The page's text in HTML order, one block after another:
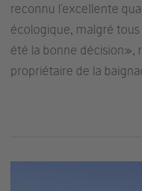
reconnu l´excellente
écologique, malgré tous
été la bonne décision»,
propriétaire de la